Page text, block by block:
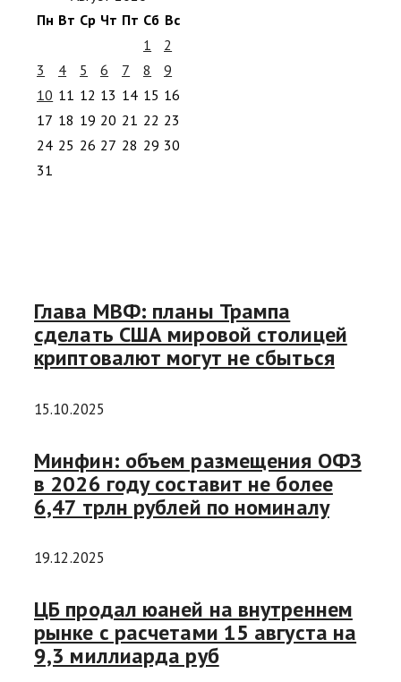
Пн Вт Ср Чт Пт Сб Вс
1
2
3
4 5 6 7 8
9
10 11 12 13 14 15 16
17 18 19 20 21 22 23
24 25 26 27 28 29 30
31
Глава МВФ: планы Трампа
сделать США мировой столицей
криптовалют могут не сбыться
15.10.2025
Минфин: объем размещения ОФЗ
в 2026 году составит не более
6,47 трлн рублей по номиналу
19.12.2025
ЦБ продал юаней на внутреннем
рынке с расчетами 15 августа на
9,3 миллиарда руб